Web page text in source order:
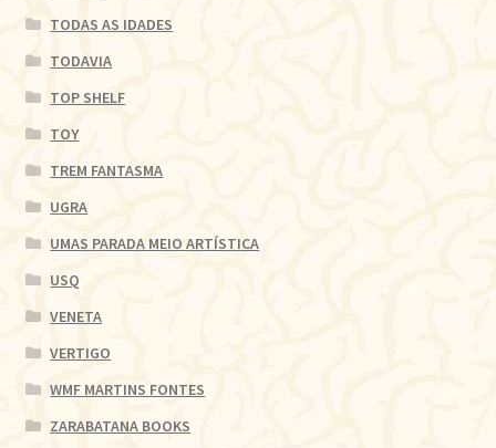
TODAS AS IDADES
TODAVIA
TOP SHELF
TOY
TREM FANTASMA
UGRA
UMAS PARADA MEIO ARTÍSTICA
USQ
VENETA
VERTIGO
WMF MARTINS FONTES
ZARABATANA BOOKS